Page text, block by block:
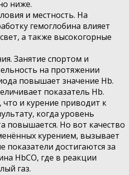
ниже.
и местность. На
гемоглобина влияет
а также высокогорные
Занятие спортом и
на протяжении
повышает значение Hb.
показатель Hb.
и курение приводит к
когда уровень
повышается. Но вот качество
курением, вызывает
показатели достигаются за
HbCO, где в реакции
газ.